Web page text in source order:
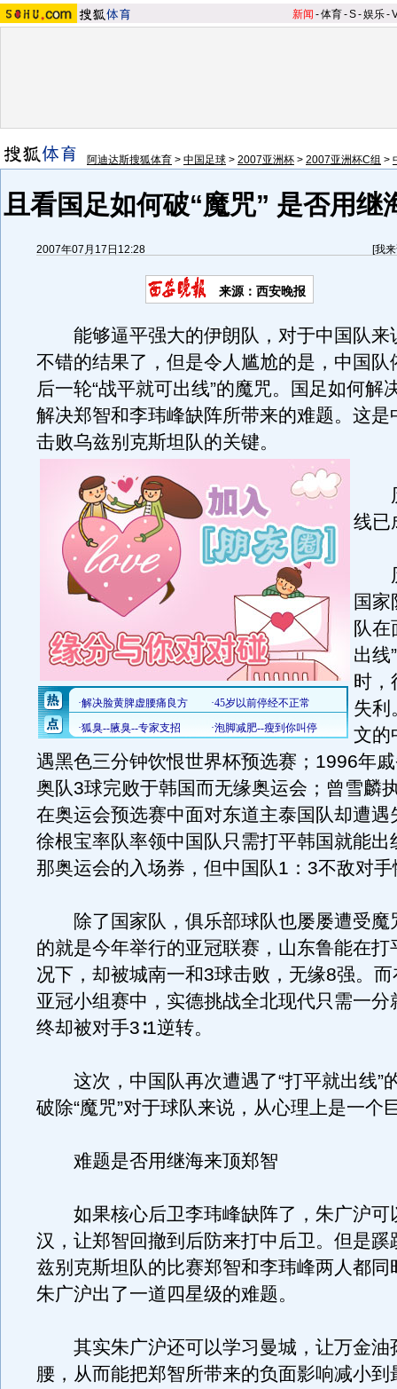
新闻 -体育-S-娱乐-
阿迪达斯搜狐体育 > 中国足球 > 2007亚洲杯 > 2007亚洲杯C组 >
且看国足如何破“魔咒” 是否用继
2007年07月17日12:28 [我
来源：西安晚报
能够逼平强大的伊朗队，对于中国队来
不错的结果了，但是令人尴尬的是，中国队
后一轮“战平就可出线”的魔咒。国足如何解
解决郑智和李玮峰缺阵所带来的难题。这是
击败乌兹别克斯坦队的关键。
历
线已
历
国
队在
出线
时，
失利
文的
遇黑色三分钟饮恨世界杯预选赛；1996年
奥队3球完败于韩国而无缘奥运会；曾雪麟
在奥运会预选赛中面对东道主泰国队却遭
徐根宝率队率领中国队只需打平韩国就能出
那奥运会的入场券，但中国队1：3不敌对
除了国家队，俱乐部球队也屡屡遭受魔
的就是今年举行的亚冠联赛，山东鲁能在打
况下，却被城南一和3球击败，无缘8强。
亚冠小组赛中，实德挑战全北现代只需一分
终却被对手3∶1逆转。
这次，中国队再次遭遇了“打平就出线”
破除“魔咒”对于球队来说，从心理上是一个
难题是否用继海来顶郑智
如果核心后卫李玮峰缺阵了，朱广沪可
汉，让郑智回撤到后防来打中后卫。但是蹊
兹别克斯坦队的比赛郑智和李玮峰两人都同
朱广沪出了一道四星级的难题。
其实朱广沪还可以学习曼城，让万金油
腰，从而能把郑智所带来的负面影响减小到